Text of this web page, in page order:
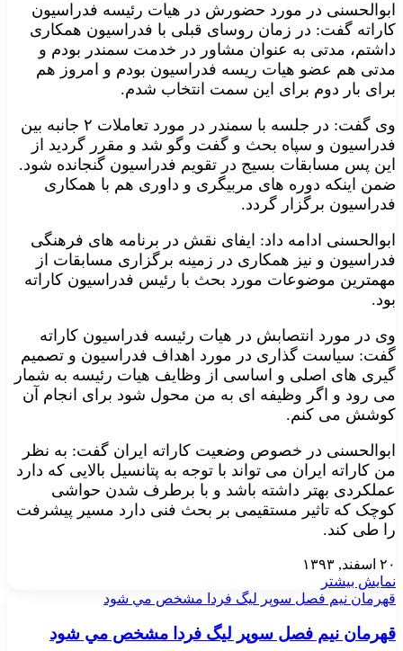
ابوالحسنی در مورد حضورش در هیات رئیسه فدراسیون
کاراته گفت: در زمان روسای قبلی با فدراسیون همکاری
داشتم، مدتی به عنوان مشاور در خدمت سمندر بودم و
مدتی هم عضو هیات ریسه فدراسیون بودم و امروز هم
برای بار دوم برای این سمت انتخاب شدم.
وی گفت: در جلسه با سمندر در مورد تعاملات ۲ جانبه بین
فدراسیون و سپاه بحث و گفت وگو شد و مقرر گردید از
این پس مسابقات بسیج در تقویم فدراسیون گنجانده شود.
ضمن اینکه دوره های مربیگری و داوری هم با همکاری
فدراسیون برگزار گردد.
ابوالحسنی ادامه داد: ایفای نقش در برنامه های فرهنگی
فدراسیون و نیز همکاری در زمینه برگزاری مسابقات از
مهمترین موضوعات مورد بحث با رئیس فدراسیون کاراته
بود.
وی در مورد انتصابش در هیات رئیسه فدراسیون کاراته
گفت: سیاست گذاری در مورد اهداف فدراسیون و تصمیم
گیری های اصلی و اساسی از وظایف هیات رئیسه به شمار
می رود و اگر وظیفه ای به من محول شود برای انجام آن
کوشش می کنم.
ابوالحسنی در خصوص وضعیت کاراته ایران گفت: به نظر
من کاراته ایران می تواند با توجه به پتانسیل بالایی که دارد
عملکردی بهتر داشته باشد و با برطرف شدن حواشی
کوچک که تاثیر مستقیمی بر بحث فنی دارد مسیر پیشرفت
را طی کند.
۲۰ اسفند, ۱۳۹۳
نمایش بیشتر
قهرمان نيم فصل سوپر ليگ فردا مشخص مي شود
قهرمان نيم فصل سوپر ليگ فردا مشخص مي شود